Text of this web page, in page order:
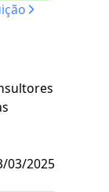
03/2025